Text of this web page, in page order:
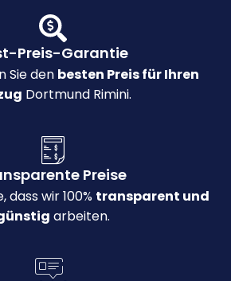
Preis-Garantie
Sie den besten Preis für Ihren
Dortmund Rimini.
Preise
dass wir 100% transparent und
arbeiten.